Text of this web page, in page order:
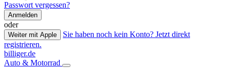
Passwort vergessen?
Anmelden
oder
Weiter mit Apple
Sie haben noch kein Konto? Jetzt direkt
registrieren.
billiger.de
Auto & Motorrad